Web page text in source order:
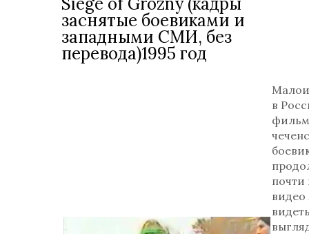
заснятые боевиками и
западными СМИ, без
перевода)1995 год
в
почти